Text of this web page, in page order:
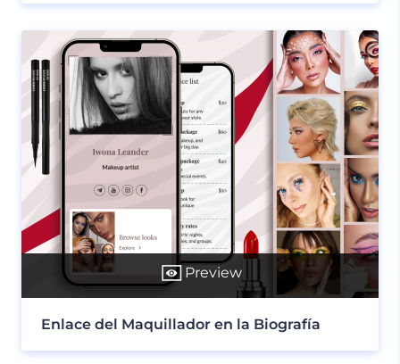
Preview
Enlace del Maquillador en la Biografía